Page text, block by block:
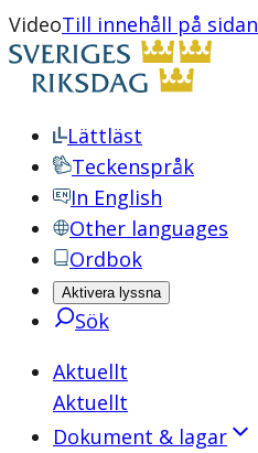
VideoTill innehåll på sidan
Lättläst
Teckenspråk
In English
Other languages
Ordbok
Aktivera lyssna
Sök
Aktuellt
Aktuellt
Dokument & lagar